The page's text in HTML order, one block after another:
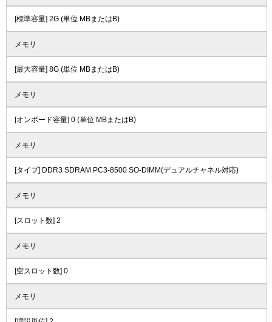
[標準容量] 2G (単位 MBまたはB)
メモリ
[最大容量] 8G (単位 MBまたはB)
メモリ
[オンボード容量] 0 (単位 MBまたはB)
メモリ
[タイプ] DDR3 SDRAM PC3-8500 SO-DIMM(デュアルチャネル対応)
メモリ
[スロット数] 2
メモリ
[空スロット数] 0
メモリ